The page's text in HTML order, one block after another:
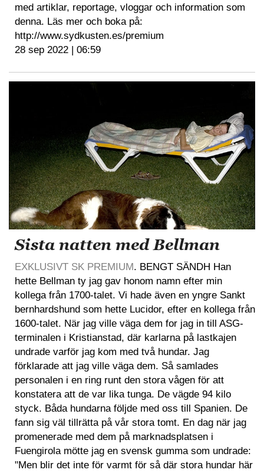
med artiklar, reportage, vloggar och information som
denna. Läs mer och boka på:
http://www.sydkusten.es/premium
28 sep 2022 | 06:59
Sista natten med Bellman
EXKLUSIVT SK PREMIUM. BENGT SÄNDH Han
hette Bellman ty jag gav honom namn efter min
kollega från 1700-talet. Vi hade även en yngre Sankt
bernhardshund som hette Lucidor, efter en kollega från
1600-talet. När jag ville väga dem for jag in till ASG-
terminalen i Kristianstad, där karlarna på lastkajen
undrade varför jag kom med två hundar. Jag
förklarade att jag ville väga dem. Så samlades
personalen i en ring runt den stora vågen för att
konstatera att de var lika tunga. De vägde 94 kilo
styck. Båda hundarna följde med oss till Spanien. De
fann sig väl tillrätta på vår stora tomt. En dag när jag
promenerade med dem på marknadsplatsen i
Fuengirola mötte jag en svensk gumma som undrade:
"Men blir det inte för varmt för så där stora hundar här